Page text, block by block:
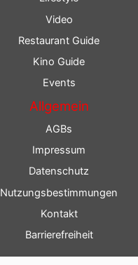
Video
Restaurant Guide
Kino Guide
Events
Allgemein
AGBs
Impressum
Datenschutz
Nutzungsbestimmungen
Kontakt
Barrierefreiheit